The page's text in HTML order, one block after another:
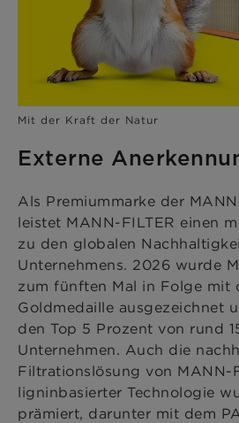
Mit der Kraft der Natur
Externe
Als Premiummarke der
leistet MANN-FILTER einen
zu den globalen
Unternehmens. 2026 wurde
zum fünften Mal in Folge mit
Goldmedaille ausgezeichnet
den Top 5 Prozent von rund
Unternehmen. Auch die
Filtrationslösung von MANN-
ligninbasierter Technologie
prämiert, darunter mit dem